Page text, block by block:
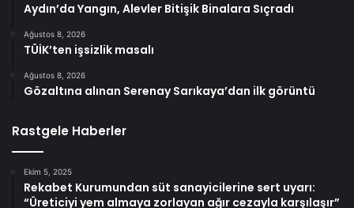
Aydın’da Yangın, Alevler Bitişik Binalara Sıçradı
Ağustos 8, 2026
TÜİK’ten işsizlik masalı
Ağustos 8, 2026
Gözaltına alınan Serenay Sarıkaya’dan ilk görüntü
Rastgele Haberler
Ekim 5, 2025
Rekabet Kurumundan süt sanayicilerine sert uyarı:
“Üreticiyi yem almaya zorlayan ağır cezayla karşılaşır”